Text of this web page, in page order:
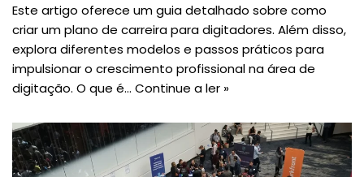
Este artigo oferece um guia detalhado sobre como
criar um plano de carreira para digitadores. Além disso,
explora diferentes modelos e passos práticos para
impulsionar o crescimento profissional na área de
digitação. O que é… Continue a ler »